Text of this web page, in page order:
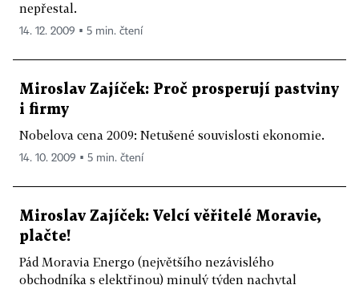
nepřestal.
14. 12. 2009 ▪ 5 min. čtení
Miroslav Zajíček: Proč prosperují pastviny
i firmy
Nobelova cena 2009: Netušené souvislosti ekonomie.
14. 10. 2009 ▪ 5 min. čtení
Miroslav Zajíček: Velcí věřitelé Moravie,
plačte!
Pád Moravia Energo (největšího nezávislého
obchodníka s elektřinou) minulý týden nachytal